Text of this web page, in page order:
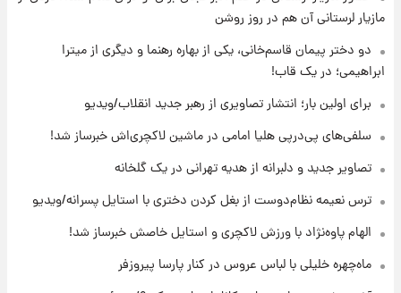
تصاویر عمامه بستن به شیوه خاتمی/ویدیو
افشای محل پناهگاه‌ رهبر شهید روی آنتن زنده
تلویزیون/ویدیو
۲۲ ساعت پیش
ثریا اسفندیاری بعد از طلاق و در دیدار با گروه
بیتلز
ادعای جنجالی درباره اینفانتینو؛ اتهام پرداخت
مازیار لرستانی آن هم در روز روشن
دو دختر پیمان قاسم‌خانی، یکی از بهاره رهنما و دیگری از میترا
ابراهیمی؛ در یک قاب!
برای اولین بار؛ انتشار تصاویری از رهبر جدید انقلاب/ویدیو
سلفی‌های پی‌درپی هلیا امامی در ماشین لاکچری‌اش خبرساز شد!
تصاویر جدید و دلبرانه از هدیه تهرانی در یک گلخانه
ترس نعیمه نظام‌دوست از بغل کردن دختری با استایل پسرانه/ویدیو
الهام پاوه‌نژاد با ورزش لاکچری و استایل خاصش خبرساز شد!
ماه‌چهره خلیلی با لباس عروس در کنار پارسا پیروزفر